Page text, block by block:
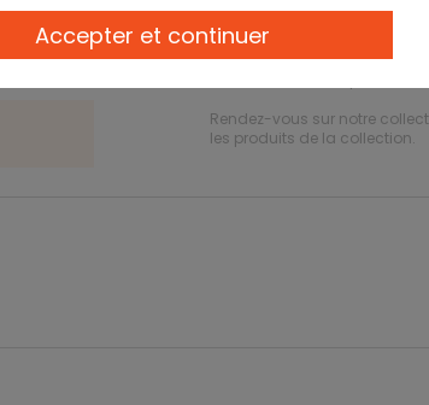
Ref. 29489_02011
Découvrez tous les produits
Rendez-vous sur notre
les produits de la collection.
Accepter et continuer